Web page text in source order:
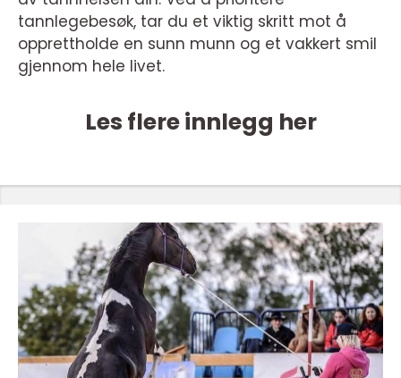
tannlegebesøk, tar du et viktig skritt mot å
opprettholde en sunn munn og et vakkert smil
gjennom hele livet.
Les flere innlegg her